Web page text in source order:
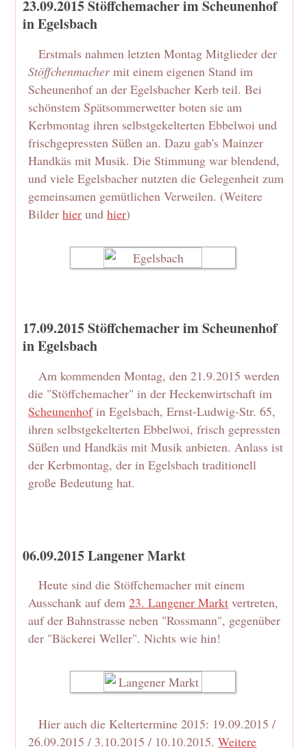
23.09.2015 Stöffchemacher im Scheunenhof
in Egelsbach
Erstmals nahmen letzten Montag Mitglieder der
Stöffchenmachermit einem eigenen Stand im
Scheunenhof an der Egelsbacher Kerb teil. Bei
schönstem Spätsommerwetter boten sie am
Kerbmontag ihren selbstgekelterten Ebbelwoi und
frischgepressten Süßen an. Dazu gab's Mainzer
Handkäs mit Musik. Die Stimmung war blendend,
und viele Egelsbacher nutzten die Gelegenheit zum
gemeinsamen gemütlichen Verweilen. (Weitere
Bilderhier undhier)
17.09.2015 Stöffchemacher im Scheunenhof
in Egelsbach
Am kommenden Montag, den 21.9.2015 werden
die "Stöffchemacher" in der Heckenwirtschaft im
Scheunenhofin Egelsbach, Ernst-Ludwig-Str. 65,
ihren selbstgekelterten Ebbelwoi, frisch gepressten
Süßen und Handkäs mit Musik anbieten. Anlass ist
der Kerbmontag, der in Egelsbach traditionell
große Bedeutung hat.
06.09.2015 Langener Markt
Heute sind die Stöffchemacher mit einem
Ausschank auf dem23. Langener Markt vertreten,
auf der Bahnstrasse neben "Rossmann", gegenüber
der "Bäckerei Weller". Nichts wie hin!
Hier auch die Keltertermine 2015: 19.09.2015 /
26.09.2015 / 3.10.2015 / 10.10.2015.Weitere